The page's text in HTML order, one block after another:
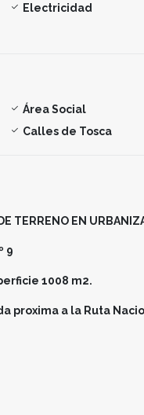
Electricidad
Área Social
Calles de Tosca
TERRENO EN
9
1008 m2.
proxima a la Ruta